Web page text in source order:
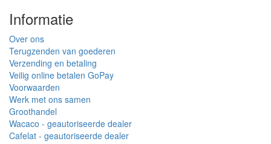
Informatie
Over ons
Terugzenden van goederen
Verzending en betaling
Veilig online betalen GoPay
Voorwaarden
Werk met ons samen
Groothandel
Wacaco - geautoriseerde dealer
Cafelat - geautoriseerde dealer